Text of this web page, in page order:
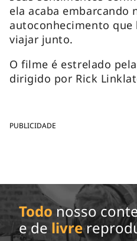
PUBLICIDADE
ela acaba embarcando
autoconhecimento que
viajar junto.
O filme é estrelado
dirigido por Rick
Todo nosso
e de livre